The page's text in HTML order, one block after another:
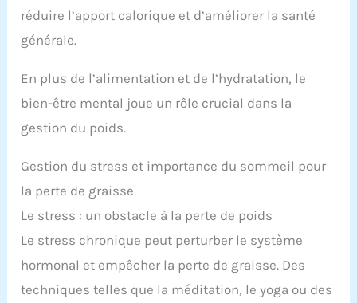
réduire l’apport calorique et d’améliorer la santé
générale.
En plus de l’alimentation et de l’hydratation, le
bien-être mental joue un rôle crucial dans la
gestion du poids.
Gestion du stress et importance du sommeil pour
la perte de graisse
Le stress : un obstacle à la perte de poids
Le stress chronique peut perturber le système
hormonal et empêcher la perte de graisse. Des
techniques telles que la méditation, le yoga ou des